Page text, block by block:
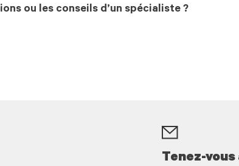
ou les conseils d’un spécialiste ?
Tenez-